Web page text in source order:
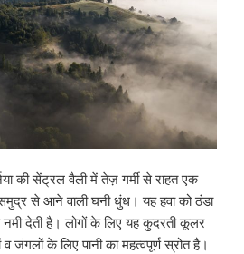
की सेंट्रल वैली में तेज़ गर्मी से राहत एक
से आने वाली घनी धुंध। यह हवा को ठंडा
देती है। लोगों के लिए यह कुदरती कूलर
के लिए पानी का महत्वपूर्ण स्रोत है।